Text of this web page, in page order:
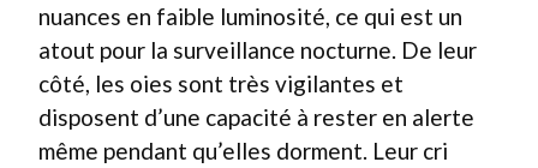
nuances en faible luminosité, ce qui est un
atout pour la surveillance nocturne. De leur
côté, les oies sont très vigilantes et
disposent d’une capacité à rester en alerte
même pendant qu’elles dorment. Leur cri